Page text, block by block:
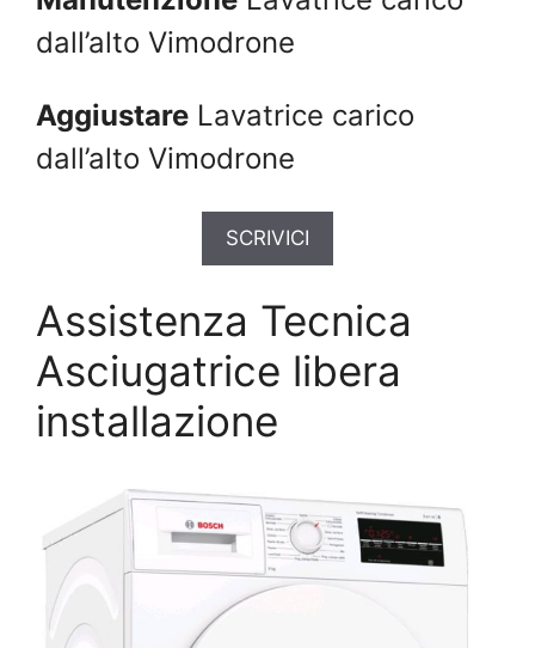
dall’alto Vimodrone
Aggiustare Lavatrice carico
dall’alto Vimodrone
SCRIVICI
Assistenza Tecnica
Asciugatrice libera
installazione